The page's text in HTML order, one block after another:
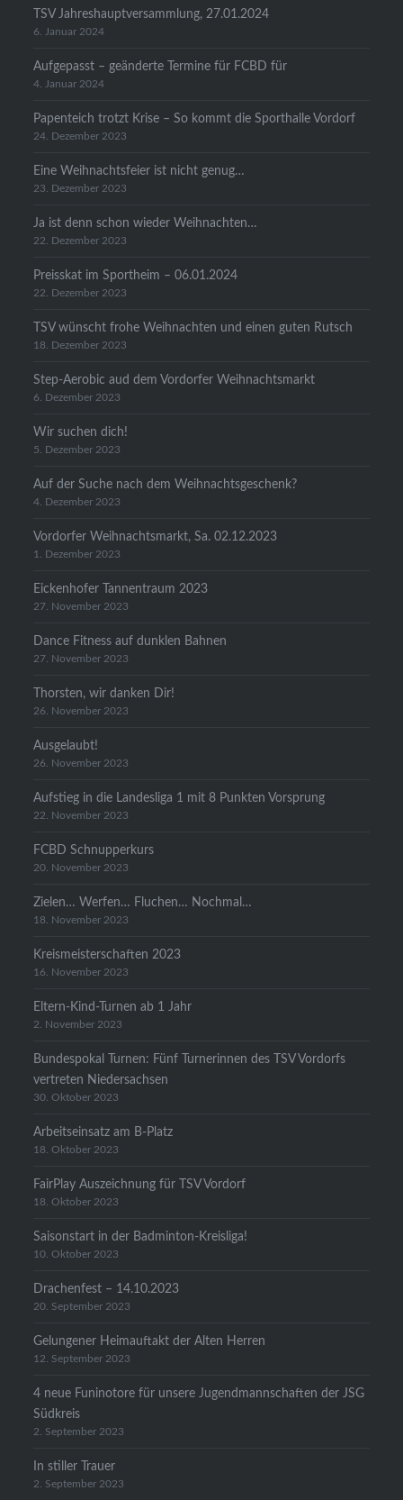
TSV Jahreshauptversammlung, 27.01.2024
6. Januar 2024
Aufgepasst – geänderte Termine für FCBD für
4. Januar 2024
Papenteich trotzt Krise – So kommt die Sporthalle Vordorf
24. Dezember 2023
Eine Weihnachtsfeier ist nicht genug…
23. Dezember 2023
Ja ist denn schon wieder Weihnachten…
22. Dezember 2023
Preisskat im Sportheim – 06.01.2024
22. Dezember 2023
TSV wünscht frohe Weihnachten und einen guten Rutsch
18. Dezember 2023
Step-Aerobic aud dem Vordorfer Weihnachtsmarkt
6. Dezember 2023
Wir suchen dich!
5. Dezember 2023
Auf der Suche nach dem Weihnachtsgeschenk?
4. Dezember 2023
Vordorfer Weihnachtsmarkt, Sa. 02.12.2023
1. Dezember 2023
Eickenhofer Tannentraum 2023
27. November 2023
Dance Fitness auf dunklen Bahnen
27. November 2023
Thorsten, wir danken Dir!
26. November 2023
Ausgelaubt!
26. November 2023
Aufstieg in die Landesliga 1 mit 8 Punkten Vorsprung
22. November 2023
FCBD Schnupperkurs
20. November 2023
Zielen… Werfen… Fluchen… Nochmal…
18. November 2023
Kreismeisterschaften 2023
16. November 2023
Eltern-Kind-Turnen ab 1 Jahr
2. November 2023
Bundespokal Turnen: Fünf Turnerinnen des TSV Vordorfs
vertreten Niedersachsen
30. Oktober 2023
Arbeitseinsatz am B-Platz
18. Oktober 2023
FairPlay Auszeichnung für TSV Vordorf
18. Oktober 2023
Saisonstart in der Badminton-Kreisliga!
10. Oktober 2023
Drachenfest – 14.10.2023
20. September 2023
Gelungener Heimauftakt der Alten Herren
12. September 2023
4 neue Funinotore für unsere Jugendmannschaften der JSG
Südkreis
2. September 2023
In stiller Trauer
2. September 2023